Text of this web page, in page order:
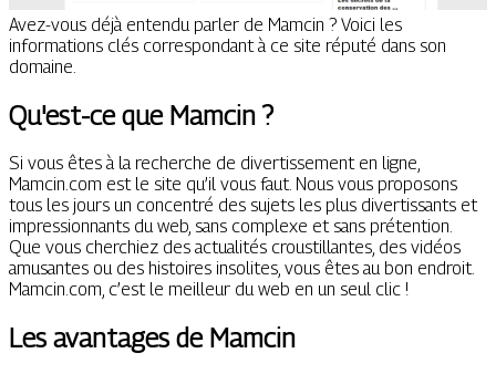
Avez-vous déjà entendu parler de Mamcin ? Voici les
informations clés correspondant à ce site réputé dans son
domaine.
Qu'est-ce que Mamcin ?
Si vous êtes à la recherche de divertissement en ligne,
Mamcin.com est le site qu’il vous faut. Nous vous proposons
tous les jours un concentré des sujets les plus divertissants et
impressionnants du web, sans complexe et sans prétention.
Que vous cherchiez des actualités croustillantes, des vidéos
amusantes ou des histoires insolites, vous êtes au bon endroit.
Mamcin.com, c’est le meilleur du web en un seul clic !
Les avantages de Mamcin